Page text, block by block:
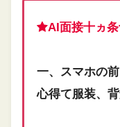
AI面接十ヵ条
一、スマホの
心得て服装、